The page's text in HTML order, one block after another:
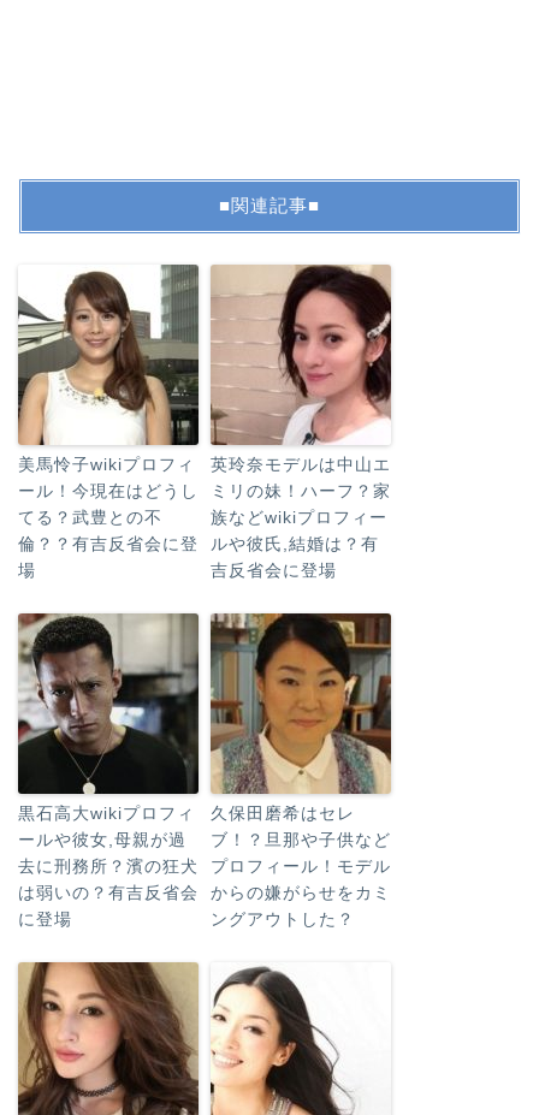
■関連記事■
美馬怜子wikiプロフィ
ール！今現在はどうし
てる？武豊との不
倫？？有吉反省会に登
場
英玲奈モデルは中山エ
ミリの妹！ハーフ？家
族などwikiプロフィー
ルや彼氏,結婚は？有
吉反省会に登場
黒石高大wikiプロフィ
ールや彼女,母親が過
去に刑務所？濱の狂犬
は弱いの？有吉反省会
に登場
久保田磨希はセレ
ブ！？旦那や子供など
プロフィール！モデル
からの嫌がらせをカミ
ングアウトした？